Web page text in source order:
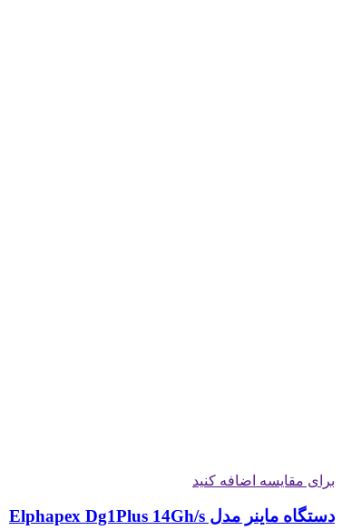
برای مقایسه اضافه کنید
دستگاه ماینر مدل Elphapex Dg1Plus 14Gh/s